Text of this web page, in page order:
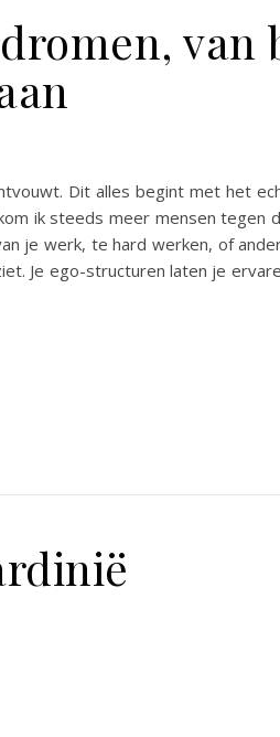
Dit alles begint met het
ik steeds meer mensen tegen
je werk, te hard werken, of
Je ego-structuren laten je